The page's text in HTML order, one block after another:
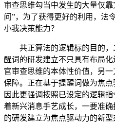
审查思维勾当中发生的大量仅
问”，为了获得更好的利用，法
小我决策能力？
共正算法的逻辑标的目的，
醒词的研发建立不只具有布局
官审查思维的本体性价值，另
保障。正在基于提醒词做为焦点
因此更强调按照已设定的逻辑
着新兴消息手艺成长，一要准
的研发建立为焦点驱动力的新